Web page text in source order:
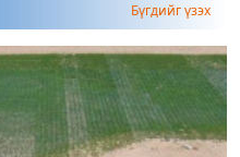
дэлхийн аварга
гамшгийн эрсдэлийг
НҮБ-тай хамтын
Бүгдийг үзэх